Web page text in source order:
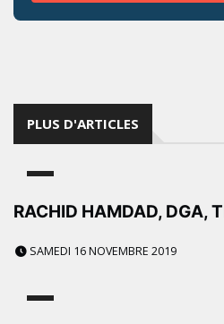
PLUS D'ARTICLES
RACHID HAMDAD, DGA,
SAMEDI 16 NOVEMBRE 2019